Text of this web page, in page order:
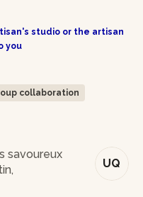
you
collaboration
UQ
savoureux